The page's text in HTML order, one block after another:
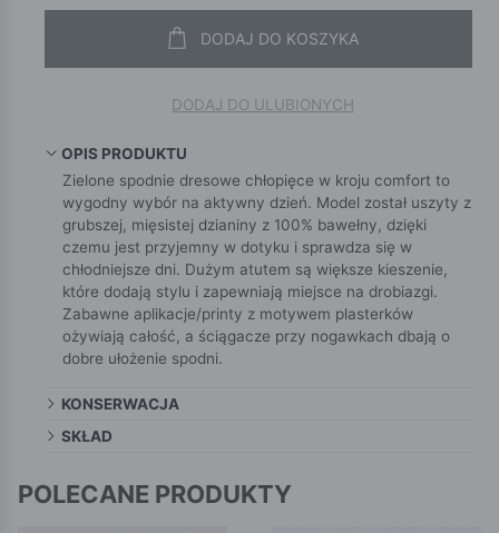
DODAJ DO KOSZYKA
DODAJ DO ULUBIONYCH
OPIS PRODUKTU
Zielone spodnie dresowe chłopięce w kroju comfort to
wygodny wybór na aktywny dzień. Model został uszyty z
grubszej, mięsistej dzianiny z 100% bawełny, dzięki
czemu jest przyjemny w dotyku i sprawdza się w
chłodniejsze dni. Dużym atutem są większe kieszenie,
które dodają stylu i zapewniają miejsce na drobiazgi.
Zabawne aplikacje/printy z motywem plasterków
ożywiają całość, a ściągacze przy nogawkach dbają o
dobre ułożenie spodni.
KONSERWACJA
SKŁAD
POLECANE PRODUKTY